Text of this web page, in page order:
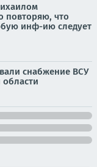
повторяю, что
инф-ию следует
снабжение ВСУ